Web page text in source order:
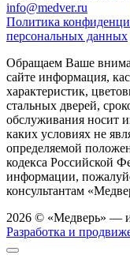
info@medver.ru
Политика
персональных данных
Обращаем Ваше
сайте информация,
характеристик,
стальных дверей,
обслуживания носит
каких условиях не
определяемой
кодекса Российской
информации,
консультантам
2026 © «Медверь» —
Разработка и